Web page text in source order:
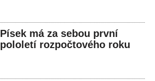
Písek má za sebou první
pololetí rozpočtového roku